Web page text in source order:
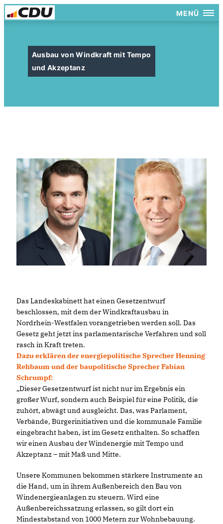
MENÜ
Ausbau von Windkraft mit Tempo
und Akzeptanz
Das Landeskabinett hat einen Gesetzentwurf
beschlossen, mit dem der Windkraftausbau in
Nordrhein-Westfalen vorangetrieben werden soll. Das
Gesetz geht jetzt ins parlamentarische Verfahren und soll
rasch in Kraft treten.
Dazu erklären der energiepolitische Sprecher Henning
Rehbaum und der baupolitische Sprecher Fabian
Schrumpf:
Dieser Gesetzentwurf ist nicht nur im Ergebnis ein
großer Wurf, sondern auch Beispiel für eine Politik, die
zuhört, abwägt und ausgleicht. Das, was Parlament,
Verbände, Bürgerinitiativen und die kommunale Familie
eingebracht haben, ist im Gesetz enthalten. So schaffen
wir einen Ausbau der Windenergie mit Tempo und
Akzeptanz – mit Maß und Mitte.
Unsere Kommunen bekommen stärkere Instrumente an
die Hand, um in ihrem Außenbereich den Bau von
Windenergieanlagen zu steuern. Wird eine
Außenbereichssatzung erlassen, so gilt dort ein
Mindestabstand von 1000 Metern zur Wohnbebauung.